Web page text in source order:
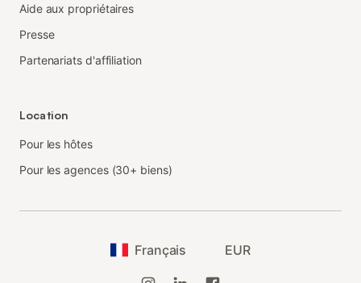
Aide aux propriétaires
Presse
Partenariats d'affiliation
Location
Pour les hôtes
Pour les agences (30+ biens)
Français EUR